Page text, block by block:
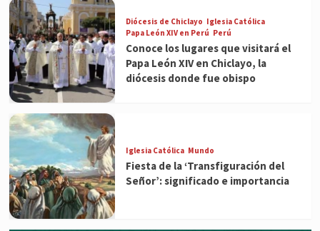
Diócesis de Chiclayo Iglesia Católica
Papa León XIV en Perú Perú
Conoce los lugares que visitará el
Papa León XIV en Chiclayo, la
diócesis donde fue obispo
Iglesia Católica Mundo
Fiesta de la ‘Transfiguración del
Señor’: significado e importancia